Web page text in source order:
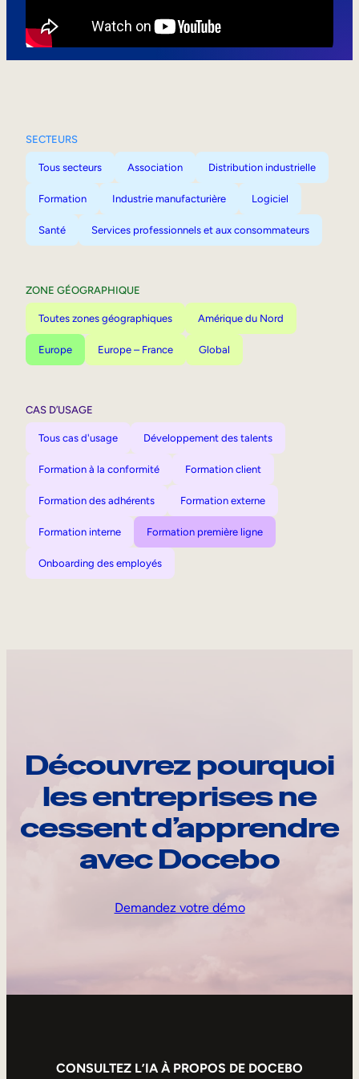
SECTEURS
Tous secteurs Association Distribution industrielle
Formation Industrie manufacturière Logiciel
Santé Services professionnels et aux consommateurs
ZONE GÉOGRAPHIQUE
Toutes zones géographiques Amérique du Nord
Europe Europe – France Global
CAS D’USAGE
Tous cas d'usage Développement des talents
Formation à la conformité Formation client
Formation des adhérents Formation externe
Formation interne Formation première ligne
Onboarding des employés
Découvrez pourquoi
les entreprises ne
cessent d’apprendre
avec Docebo
Demandez votre démo
CONSULTEZ L’IA À PROPOS DE DOCEBO